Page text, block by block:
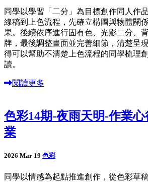
同學以學習「二分」為目標創作同人作
線稿到上色流程，先確立構圖與物體關
果。後續依序進行固有色、光影二分、
牌，最後調整畫面並完善細節，清楚呈
得可以幫助不清楚上色流程的同學梳理
讀。
閱讀更多
色彩14期-夜雨天明-作業
業
2026 Mar 19 色彩
同學以情感為起點推進創作，從色彩草